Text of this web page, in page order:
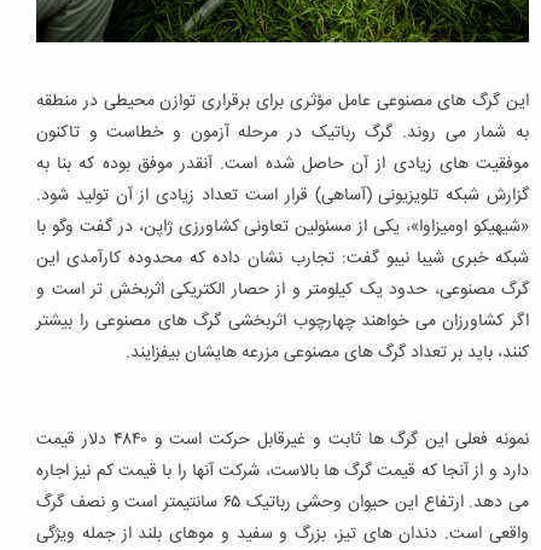
این گرگ های مصنوعی عامل مؤثری برای برقراری توازن محیطی در منطقه
به شمار می روند. گرگ رباتیک در مرحله آزمون و خطاست و تاکنون
موفقیت های زیادی از آن حاصل شده است. آنقدر موفق بوده که بنا به
گزارش شبکه تلویزیونی (آساهی) قرار است تعداد زیادی از آن تولید شود.
«شیهیکو اومیزاوا»، یکی از مسئولین تعاونی کشاورزی ژاپن، در گفت وگو با
شبکه خبری شیبا نیبو گفت: تجارب نشان داده که محدوده کارآمدی این
گرگ مصنوعی، حدود یک کیلومتر و از حصار الکتریکی اثربخش تر است و
اگر کشاورزان می خواهند چهارچوب اثربخشی گرگ های مصنوعی را بیشتر
کنند، باید بر تعداد گرگ های مصنوعی مزرعه هایشان بیفزایند.
نمونه فعلی این گرگ ها ثابت و غیرقابل حرکت است و ۴۸۴۰ دلار قیمت
دارد و از آنجا که قیمت گرگ ها بالاست، شرکت آنها را با قیمت کم نیز اجاره
می دهد. ارتفاع این حیوان وحشی رباتیک ۶۵ سانتیمتر است و نصف گرگ
واقعی است. دندان های تیز، بزرگ و سفید و موهای بلند از جمله ویژگی